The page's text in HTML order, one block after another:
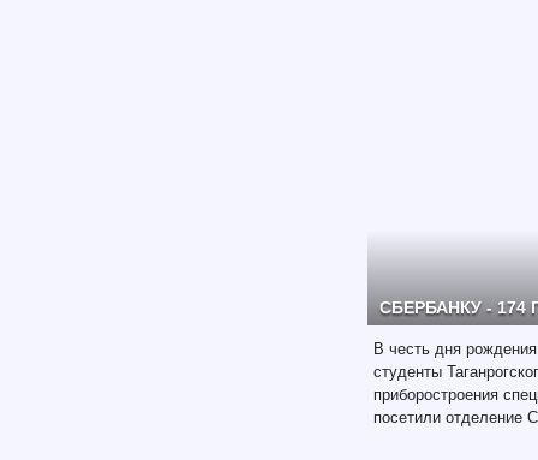
СБЕРБАНКУ - 174
В честь дня
студенты
приборостроения
посетили отделение